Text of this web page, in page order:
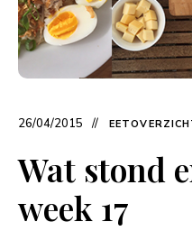
26/04/2015
Wat stond
week 17